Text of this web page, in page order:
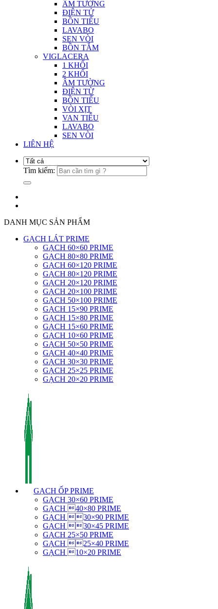
ÂM TƯỜNG
ĐIỆN TỬ
BỒN TIỂU
LAVABO
SEN VÒI
BỒN TẮM
VIGLACERA
1 KHỐI
2 KHỐI
ÂM TƯỜNG
ĐIỆN TỪ
BỒN TIỂU
VÒI XỊT
VAN TIỂU
LAVABO
SEN VÒI
LIÊN HỆ
Tìm kiếm:
DANH MỤC SẢN PHẨM
GẠCH LÁT PRIME
GẠCH 60×60 PRIME
GẠCH 80×80 PRIME
GẠCH 60×120 PRIME
GẠCH 80×120 PRIME
GẠCH 20×120 PRIME
GẠCH 20×100 PRIME
GẠCH 50×100 PRIME
GẠCH 15×90 PRIME
GẠCH 15×80 PRIME
GẠCH 15×60 PRIME
GẠCH 10×60 PRIME
GẠCH 50×50 PRIME
GẠCH 40×40 PRIME
GẠCH 30×30 PRIME
GẠCH 25×25 PRIME
GẠCH 20×20 PRIME
GẠCH ỐP PRIME
GẠCH 30×60 PRIME
GẠCH 40×80 PRIME
GẠCH 30×90 PRIME
GẠCH 30×45 PRIME
GẠCH 25×50 PRIME
GẠCH 25×40 PRIME
GẠCH 10×20 PRIME